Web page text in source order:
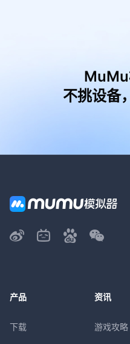
MuMu
不挑设备
产品
下载
资讯
游戏攻略